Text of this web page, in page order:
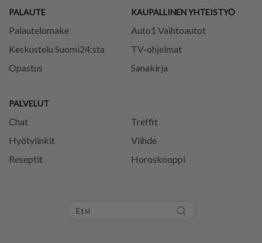
PALAUTE
Palautelomake
Keskustelu Suomi24:sta
Opastus
PALVELUT
Chat
Treffit
Hyötylinkit
Viihde
Reseptit
Horoskooppi
KAUPALLINEN YHTEISTYÖ
Auto1 Vaihtoautot
TV-ohjelmat
Sanakirja